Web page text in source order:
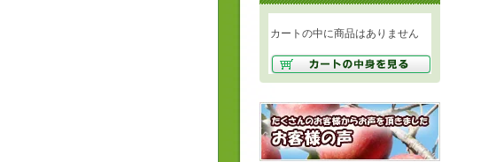
カートの中に商品はありません